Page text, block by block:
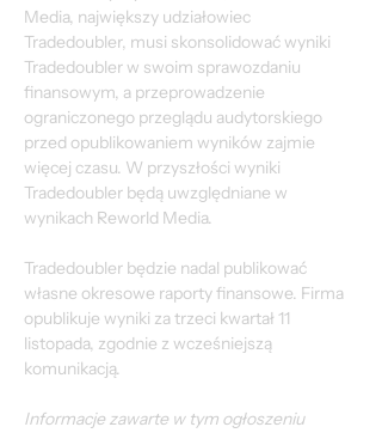
Media, największy udziałowiec
Tradedoubler, musi skonsolidować wyniki
Tradedoubler w swoim sprawozdaniu
finansowym, a przeprowadzenie
ograniczonego przeglądu audytorskiego
przed opublikowaniem wyników zajmie
więcej czasu. W przyszłości wyniki
Tradedoubler będą uwzględniane w
wynikach Reworld Media.
Tradedoubler będzie nadal publikować
własne okresowe raporty finansowe. Firma
opublikuje wyniki za trzeci kwartał 11
listopada, zgodnie z wcześniejszą
komunikacją.
Informacje zawarte w tym ogłoszeniu